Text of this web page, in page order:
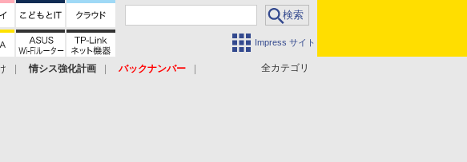
Impress サイト
全カテゴリ
情シス強化計画
バックナンバー